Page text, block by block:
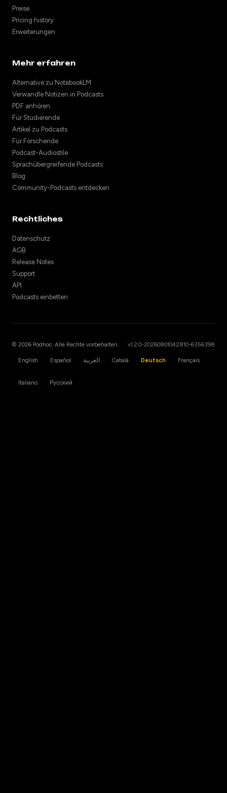
Preise
Pricing history
Erweiterungen
Mehr erfahren
Alternative zu NotebookLM
Verwandle Notizen in Podcasts
PDF anhören
Für Studierende
Artikel zu Podcasts
Für Forschende
Podcast-Audiostile
Sprachübergreifende Podcasts
Blog
Community-Podcasts entdecken
Rechtliches
Datenschutz
AGB
Release Notes
Support
API
Podcasts einbetten
© 2026 Podhoc. Alle Rechte vorbehalten. v1.2.0-20260801042810-6356398
English Español العربية Català Deutsch Français
Italiano Русский